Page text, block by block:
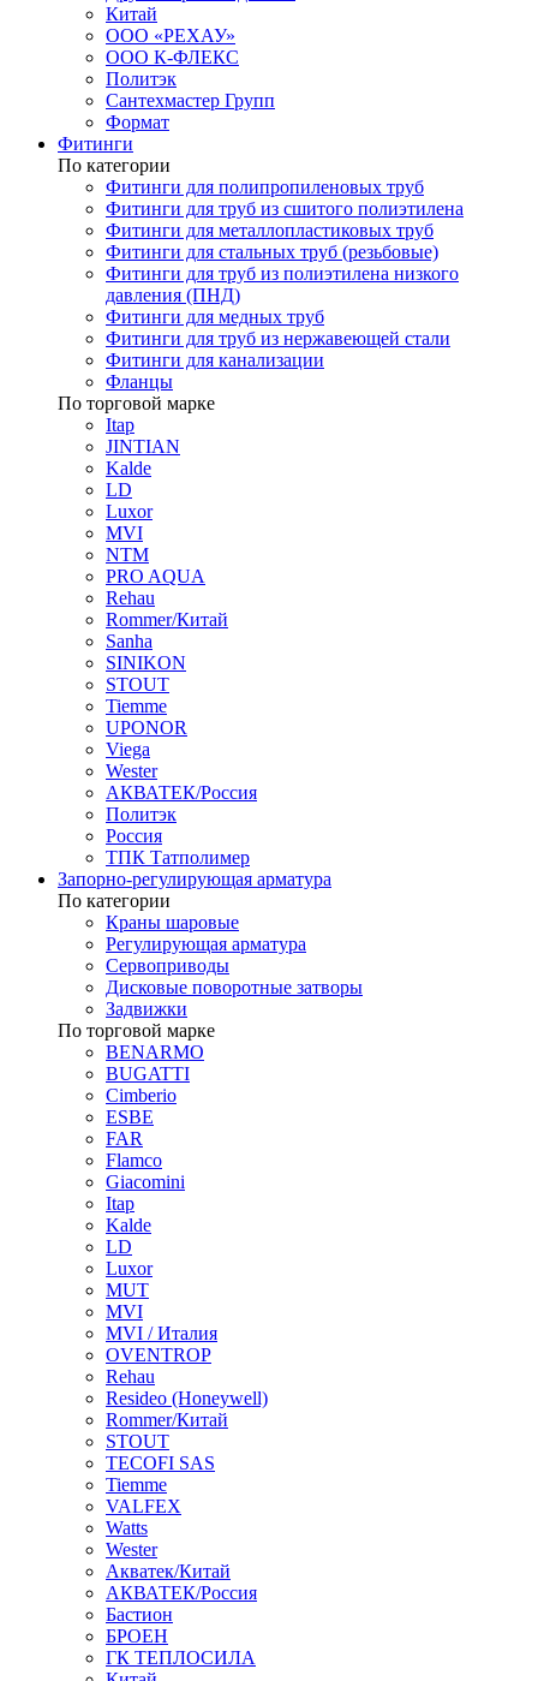
Китай
ООО «РЕХАУ»
ООО К-ФЛЕКС
Политэк
Сантехмастер Групп
Формат
Фитинги
По категории
Фитинги для полипропиленовых труб
Фитинги для труб из сшитого полиэтилена
Фитинги для металлопластиковых труб
Фитинги для стальных труб (резьбовые)
Фитинги для труб из полиэтилена низкого
давления (ПНД)
Фитинги для медных труб
Фитинги для труб из нержавеющей стали
Фитинги для канализации
Фланцы
По торговой марке
Itap
JINTIAN
Kalde
LD
Luxor
MVI
NTM
PRO AQUA
Rehau
Rommer/Китай
Sanha
SINIKON
STOUT
Tiemme
UPONOR
Viega
Wester
АКВАТЕК/Россия
Политэк
Россия
ТПК Татполимер
Запорно-регулирующая арматура
По категории
Краны шаровые
Регулирующая арматура
Сервоприводы
Дисковые поворотные затворы
Задвижки
По торговой марке
BENARMO
BUGATTI
Cimberio
ESBE
FAR
Flamco
Giacomini
Itap
Kalde
LD
Luxor
MUT
MVI
MVI / Италия
OVENTROP
Rehau
Resideo (Honeywell)
Rommer/Китай
STOUT
TECOFI SAS
Tiemme
VALFEX
Watts
Wester
Акватек/Китай
АКВАТЕК/Россия
Бастион
БРОЕН
ГК ТЕПЛОСИЛА